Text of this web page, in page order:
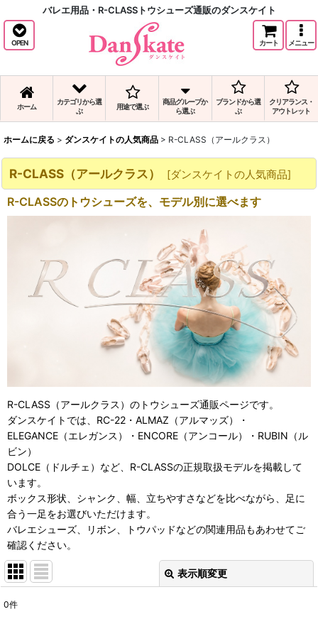
バレエ用品・R-CLASSトウシューズ通販のダンスケイト
OPEN カート メニュー
ホーム
カテゴリから選
ぶ
用途で選ぶ
商品グループか
ら選ぶ
ブランドから選
ぶ
クリアランス・
アウトレット
ホームに戻る > ダンスケイトの人気商品 > R-CLASS（アールクラス）
R-CLASS（アールクラス） [ダンスケイトの人気商品]
R-CLASSのトウシューズを、モデル別に選べます
R-CLASS（アールクラス）のトウシューズ通販ページです。
ダンスケイトでは、RC-22・ALMAZ（アルマッズ）・
ELEGANCE（エレガンス）・ENCORE（アンコール）・RUBIN（ル
ビン）
DOLCE（ドルチェ）など、R-CLASSの正規取扱モデルを掲載して
います。
ボックス形状、シャンク、幅、立ちやすさなどを比べながら、足に
合う一足をお選びいただけます。
バレエシューズ、リボン、トウパッドなどの関連用品もあわせてご
確認ください。
表示順変更
表示数
0件